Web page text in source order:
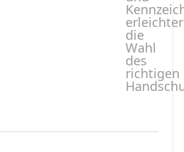
die
Wahl
des
richtigen